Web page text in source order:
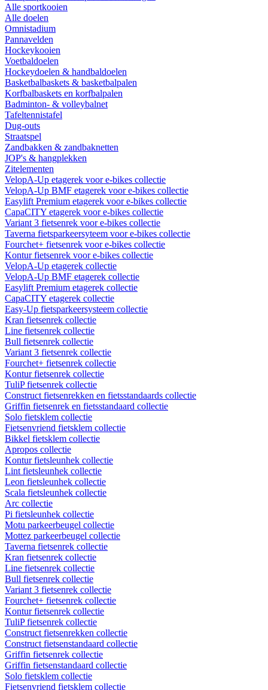
Alle sportkooien
Alle doelen
Omnistadium
Pannavelden
Hockeykooien
Voetbaldoelen
Hockeydoelen & handbaldoelen
Basketbalbaskets & basketbalpalen
Korfbalbaskets en korfbalpalen
Badminton- & volleybalnet
Tafeltennistafel
Dug-outs
Straatspel
Zandbakken & zandbaknetten
JOP's & hangplekken
Zitelementen
VelopA-Up etagerek voor e-bikes collectie
VelopA-Up BMF etagerek voor e-bikes collectie
Easylift Premium etagerek voor e-bikes collectie
CapaCITY etagerek voor e-bikes collectie
Variant 3 fietsenrek voor e-bikes collectie
Taverna fietsparkeersyteem voor e-bikes collectie
Fourchet+ fietsenrek voor e-bikes collectie
Kontur fietsenrek voor e-bikes collectie
VelopA-Up etagerek collectie
VelopA-Up BMF etagerek collectie
Easylift Premium etagerek collectie
CapaCITY etagerek collectie
Easy-Up fietsparkeersysteem collectie
Kran fietsenrek collectie
Line fietsenrek collectie
Bull fietsenrek collectie
Variant 3 fietsenrek collectie
Fourchet+ fietsenrek collectie
Kontur fietsenrek collectie
TuliP fietsenrek collectie
Construct fietsenrekken en fietsstandaards collectie
Griffin fietsenrek en fietsstandaard collectie
Solo fietsklem collectie
Fietsenvriend fietsklem collectie
Bikkel fietsklem collectie
Apropos collectie
Kontur fietsleunhek collectie
Lint fietsleunhek collectie
Leon fietsleunhek collectie
Scala fietsleunhek collectie
Arc collectie
Pi fietsleunhek collectie
Motu parkeerbeugel collectie
Mottez parkeerbeugel collectie
Taverna fietsenrek collectie
Kran fietsenrek collectie
Line fietsenrek collectie
Bull fietsenrek collectie
Variant 3 fietsenrek collectie
Fourchet+ fietsenrek collectie
Kontur fietsenrek collectie
TuliP fietsenrek collectie
Construct fietsenrekken collectie
Construct fietsenstandaard collectie
Griffin fietsenrek collectie
Griffin fietsenstandaard collectie
Solo fietsklem collectie
Fietsenvriend fietsklem collectie